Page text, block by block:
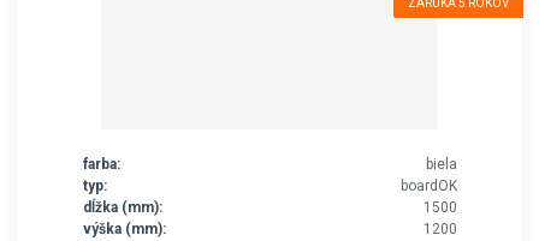
ZÁRUKA 5 ROKOV
farba:
biela
typ:
boardOK
dĺžka (mm):
1500
výška (mm):
1200